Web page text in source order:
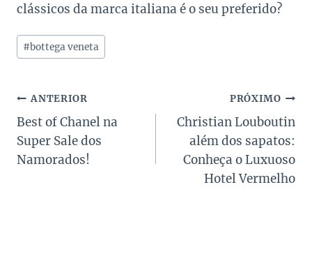
clássicos da marca italiana é o seu preferido?
Tags
do
#bottega veneta
Navegação
de
Post
ANTERIOR
Best of Chanel na
Super Sale dos
Namorados!
PRÓXIMO
Christian Louboutin
além dos sapatos:
Conheça o Luxuoso
Hotel Vermelho